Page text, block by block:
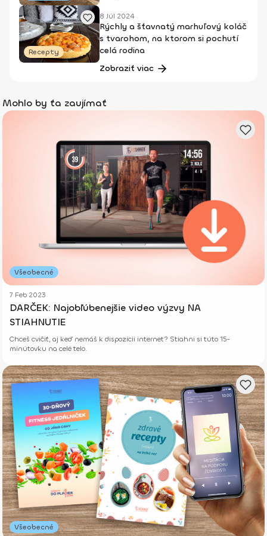
Recepty
8 Júl 2024
Rýchly a šťavnatý marhuľový koláč
s tvarohom, na ktorom si pochutí
celá rodina
Zobraziť viac
Mohlo by ťa zaujímať
Všeobecné
7 Feb 2023
DARČEK: Najobľúbenejšie video výzvy NA
STIAHNUTIE
Chceš cvičiť, aj keď nemáš k dispozícii internet? Stiahni si túto 15-
minútovku na celé telo.
Všeobecné